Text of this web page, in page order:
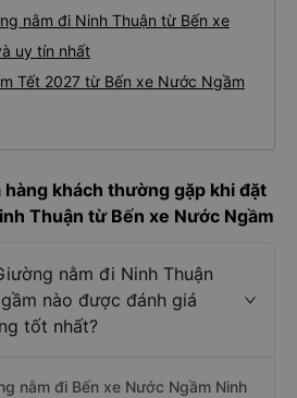
nằm đi Ninh Thuận từ Bến xe
uy tín nhất
Tết 2027 từ Bến xe Nước Ngầm
khách thường gặp khi đặt
Thuận từ Bến xe Nước Ngầm
nằm đi Ninh Thuận
nào được đánh giá
tốt nhất?
nằm đi Bến xe Nước Ngầm Ninh